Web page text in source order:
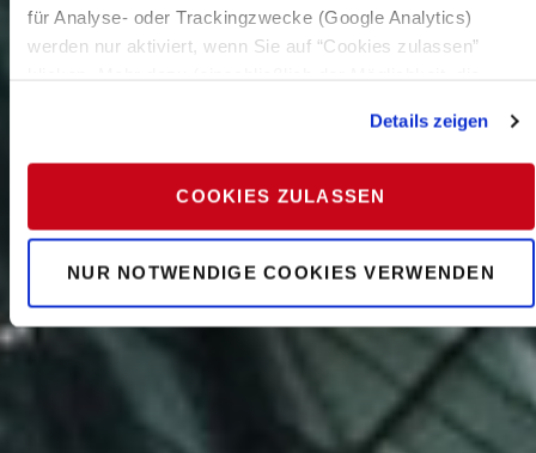
für Analyse- oder Trackingzwecke (Google Analytics)
werden nur aktiviert, wenn Sie auf “Cookies zulassen”
Impressum.
Details zeigen
COOKIES ZULASSEN
NUR NOTWENDIGE COOKIES VERWENDEN